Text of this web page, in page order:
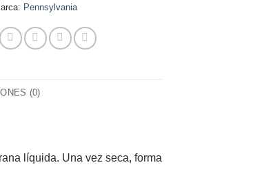
Pennsylvania
(0)
líquida. Una vez seca, forma